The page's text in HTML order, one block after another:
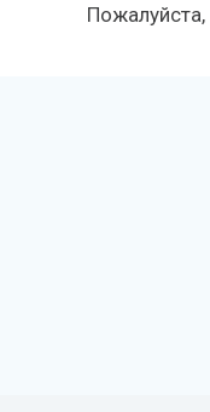
Пожалуйста,